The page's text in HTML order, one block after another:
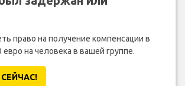
право на получение компенсации в
на человека в вашей группе.